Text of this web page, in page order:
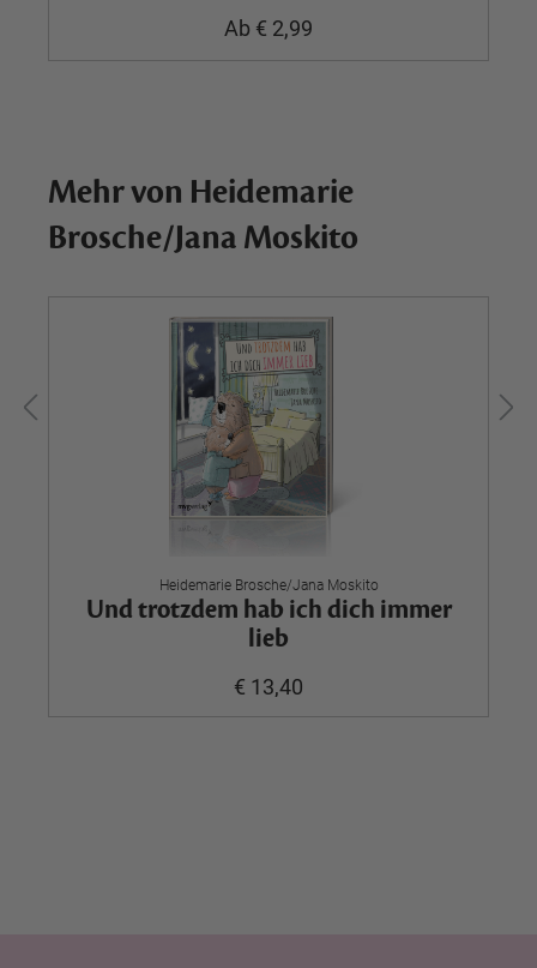
Ab € 2,99
Mehr von Heidemarie
Brosche/Jana Moskito
Heidemarie Brosche/Jana Moskito
Und trotzdem hab ich dich immer
lieb
€ 13,40